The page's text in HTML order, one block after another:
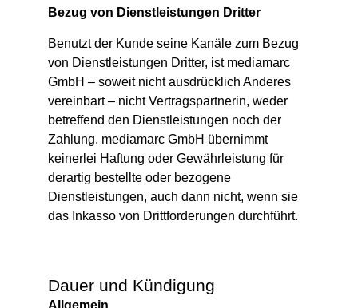
Bezug von Dienstleistungen Dritter
Benutzt der Kunde seine Kanäle zum Bezug
von Dienstleistungen Dritter, ist mediamarc
GmbH – soweit nicht ausdrücklich Anderes
vereinbart – nicht Vertragspartnerin, weder
betreffend den Dienstleistungen noch der
Zahlung. mediamarc GmbH übernimmt
keinerlei Haftung oder Gewährleistung für
derartig bestellte oder bezogene
Dienstleistungen, auch dann nicht, wenn sie
das Inkasso von Drittforderungen durchführt.
Dauer und Kündigung